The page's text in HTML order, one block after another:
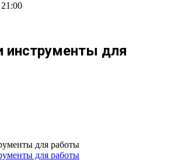
инструменты для
для работы